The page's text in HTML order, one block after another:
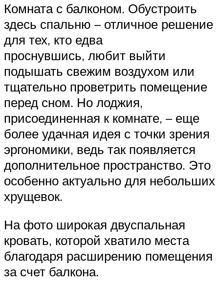
Комната с балконом. Обустроить
здесь спальню – отличное решение
для тех, кто едва
проснувшись, любит выйти
подышать свежим воздухом или
тщательно проветрить помещение
перед сном. Но лоджия,
присоединенная к комнате, – еще
более удачная идея с точки зрения
эргономики, ведь так появляется
дополнительное пространство. Это
особенно актуально для небольших
хрущевок.
На фото широкая двуспальная
кровать, которой хватило места
благодаря расширению помещения
за счет балкона.